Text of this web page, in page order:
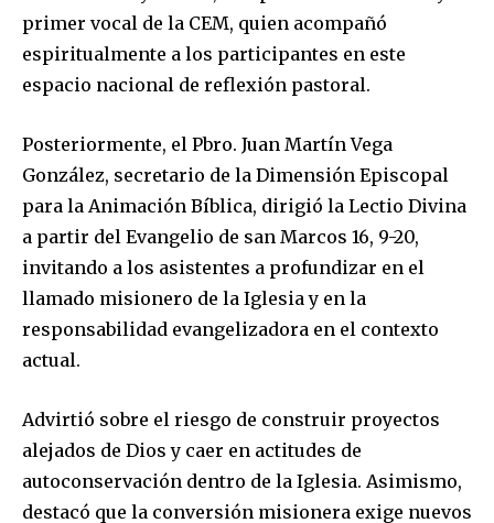
primer vocal de la CEM, quien acompañó
espiritualmente a los participantes en este
espacio nacional de reflexión pastoral.
Posteriormente, el Pbro. Juan Martín Vega
González, secretario de la Dimensión Episcopal
para la Animación Bíblica, dirigió la Lectio Divina
a partir del Evangelio de san Marcos 16, 9-20,
invitando a los asistentes a profundizar en el
llamado misionero de la Iglesia y en la
responsabilidad evangelizadora en el contexto
actual.
Advirtió sobre el riesgo de construir proyectos
alejados de Dios y caer en actitudes de
autoconservación dentro de la Iglesia. Asimismo,
destacó que la conversión misionera exige nuevos